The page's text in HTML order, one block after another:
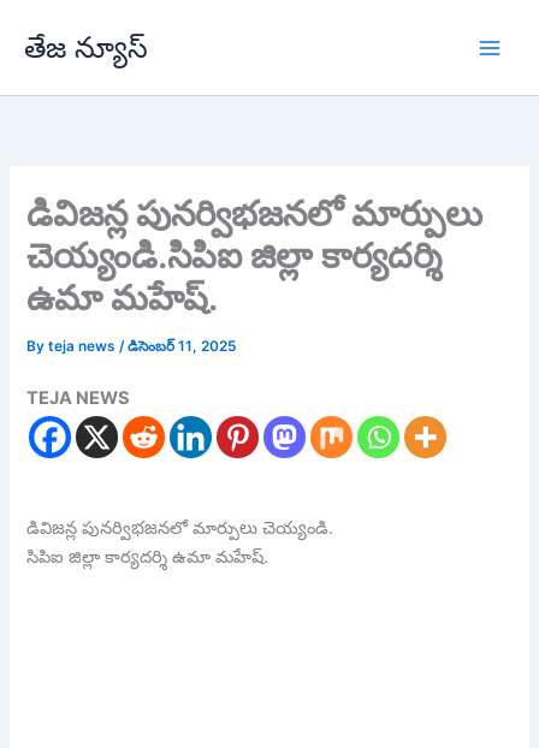
తేజ న్యూస్
డివిజన్ల పునర్విభజనలో మార్పులు
చెయ్యండి.సిపిఐ జిల్లా కార్యదర్శి
ఉమా మహేష్.
Byteja news/డిసెంబర్ 11, 2025
TEJA NEWS
డివిజన్ల పునర్విభజనలో మార్పులు చెయ్యండి.
సిపిఐ జిల్లా కార్యదర్శి ఉమా మహేష్.